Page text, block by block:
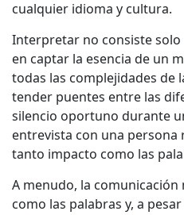
cualquier idioma y cultura.
Interpretar no consiste
en captar la esencia de un
todas las complejidades de
tender puentes entre las
silencio oportuno durante
entrevista con una
tanto impacto como las
A menudo, la
como las palabras y, a